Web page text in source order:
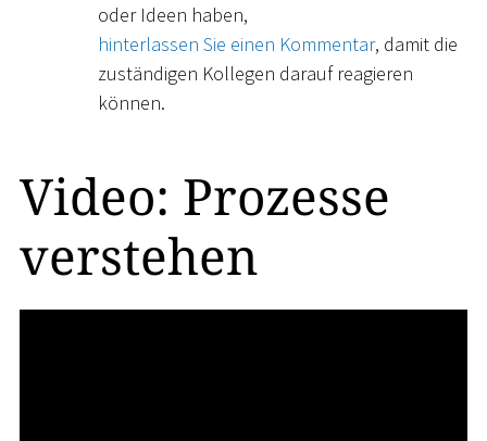
oder Ideen haben,
hinterlassen Sie einen Kommentar, damit die
zuständigen Kollegen darauf reagieren
können.
Video: Prozesse
verstehen